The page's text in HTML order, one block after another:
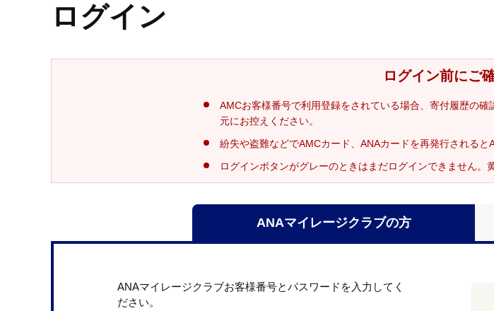
ログイン
ログイン前にご
AMCお客様番号で利用登録をされている場合、寄付履歴の
元にお控えください。
紛失や盗難などでAMCカード、ANAカードを再発行される
ログインボタンがグレーのときはまだログインできません。
ANAマイレージクラブの方
ANAマイレージクラブお客様番号とパスワードを入力してく
ださい。